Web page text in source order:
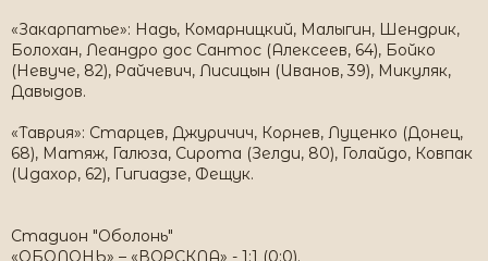
«Закарпатье»: Надь, Комарницкий, Малыгин, Шендрик,
Болохан, Леандро дос Сантос (Алексеев, 64), Бойко
(Невуче, 82), Райчевич, Лисицын (Иванов, 39), Микуляк,
Давыдов.
«Таврия»: Старцев, Джуричич, Корнев, Луценко (Донец,
68), Матяж, Галюза, Сирота (Зелди, 80), Голайдо, Ковпак
(Идахор, 62), Гигиадзе, Фещук.
Стадион "Оболонь"
«ОБОЛОНЬ» – «ВОРСКЛА» - 1:1 (0:0).